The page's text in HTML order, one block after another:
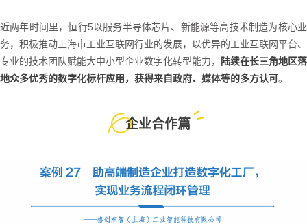
近两年时间里，恒行5以服务半导体芯片、新能源等高技术制造为核心业
务，积极推动上海市工业互联网行业的发展，以优异的工业互联网平台、
专业的技术团队赋能大中小型企业数字化转型能力，
陆续在长三角地区落
地众多优秀的数字化标杆应用，获得来自政府、媒体等的多方认可。
企业合作篇